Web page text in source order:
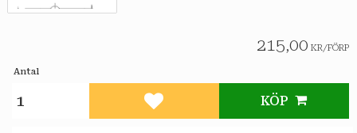
215,00 KR/FÖRP
Antal
KÖP
Lägg till i favoriter